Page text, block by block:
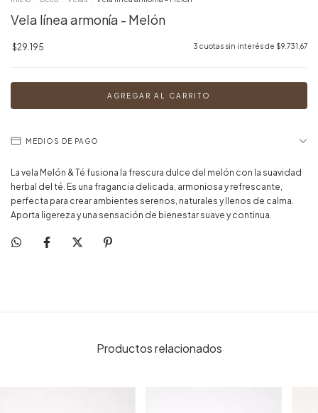
Vela línea armonía - Melón
$29.195 3 cuotas sin interés de $9.731,67
MEDIOS DE PAGO
La vela Melón & Té fusiona la frescura dulce del melón con la suavidad
herbal del té. Es una fragancia delicada, armoniosa y refrescante,
perfecta para crear ambientes serenos, naturales y llenos de calma.
Aporta ligereza y una sensación de bienestar suave y continua.
Productos relacionados